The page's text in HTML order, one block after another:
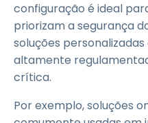
configuração é ideal
priorizam a segurança
soluções
altamente
crítica.
Por exemplo, soluções